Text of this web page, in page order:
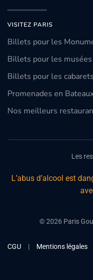
VISITEZ PARIS
Billets pour les
Billets pour les musées
Billets pour les
Promenades en
Nos meilleurs
Les
L’abus d’alcool est
©2026Paris
CGU | Mentions légales